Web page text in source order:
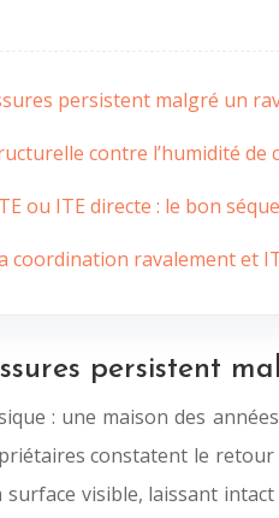
persistent malgré un
contre l’humidité de
ou ITE directe : le bon
coordination ravalement et
persistent
: une maison des
constatent le
surface visible, laissant